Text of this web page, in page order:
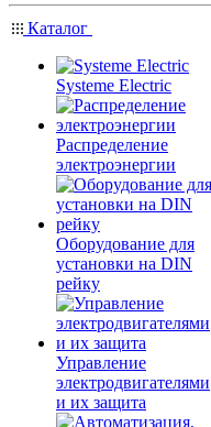
Каталог
Systeme Electric
Распределение
электроэнергии
Оборудование для
установки на DIN
рейку
Управление
электродвигателями
и их защита